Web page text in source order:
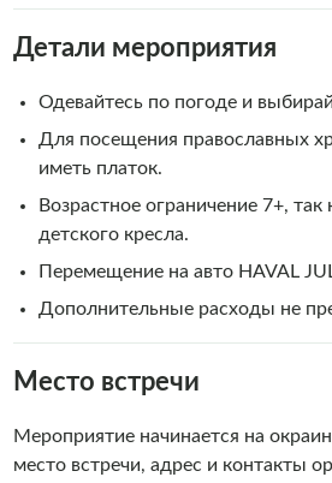
Детали мероприятия
Одевайтесь по погоде и
Для посещения православных
иметь платок.
Возрастное ограничение 7+,
детского кресла.
Перемещение на авто HAVAL
Дополнительные расходы не
Место встречи
Мероприятие начинается на
место встречи, адрес и контакты